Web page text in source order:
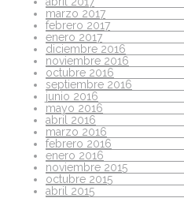
marzo 2017
febrero 2017
enero 2017
diciembre 2016
noviembre 2016
octubre 2016
septiembre 2016
junio 2016
mayo 2016
abril 2016
marzo 2016
febrero 2016
enero 2016
noviembre 2015
octubre 2015
abril 2015